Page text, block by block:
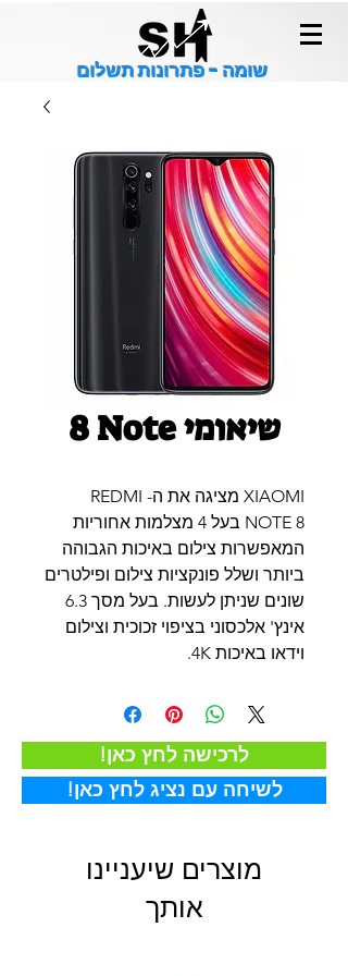
שומה - פתרונות תשלום
8 Note שיאומי
XIAOMI מציגה את ה- REDMI
NOTE 8 בעל 4 מצלמות אחוריות
המאפשרות צילום באיכות הגבוהה
ביותר ושלל פונקציות צילום ופילטרים
שונים שניתן לעשות. בעל מסך 6.3
אינץ' אלכסוני בציפוי זכוכית וצילום
וידאו באיכות 4K.
!לרכישה לחץ כאן
!לשיחה עם נציג לחץ כאן
מוצרים שיעניינו
אותך